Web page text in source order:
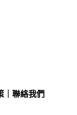
聯絡我們